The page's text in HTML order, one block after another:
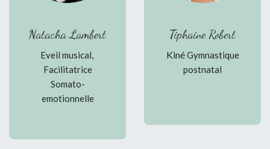
Natacha Lambert
Eveil musical
Facilitatrice
Somato-
emotionnelle
Tiphaine Robert
KinéGymnastique
postnatal